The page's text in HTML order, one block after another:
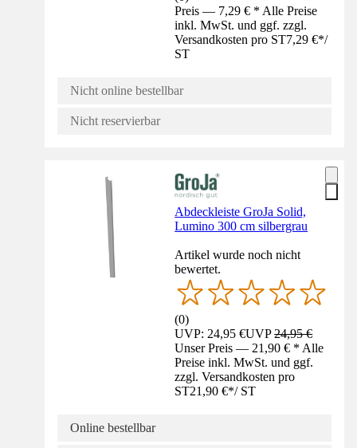
Preis — 7,29 € * Alle Preise
inkl. MwSt. und ggf. zzgl.
Versandkosten pro ST7,29 €*/
ST
Nicht online bestellbar
Nicht reservierbar
Abdeckleiste GroJa Solid,
Lumino 300 cm silbergrau
Artikel wurde noch nicht
bewertet.
(0)
UVP: 24,95 €UVP24,95 €
Unser Preis — 21,90 € * Alle
Preise inkl. MwSt. und ggf.
zzgl. Versandkosten pro
ST21,90 €*/ ST
Online bestellbar